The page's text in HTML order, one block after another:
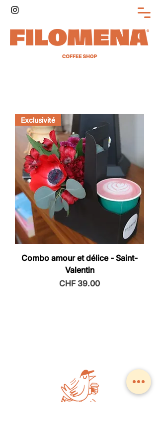
Exclusivité
Combo amour et délice - Saint-
Valentin
Price
CHF 39.00